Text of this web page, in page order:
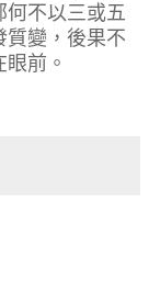
何不以三或五
質變，後果不
前。